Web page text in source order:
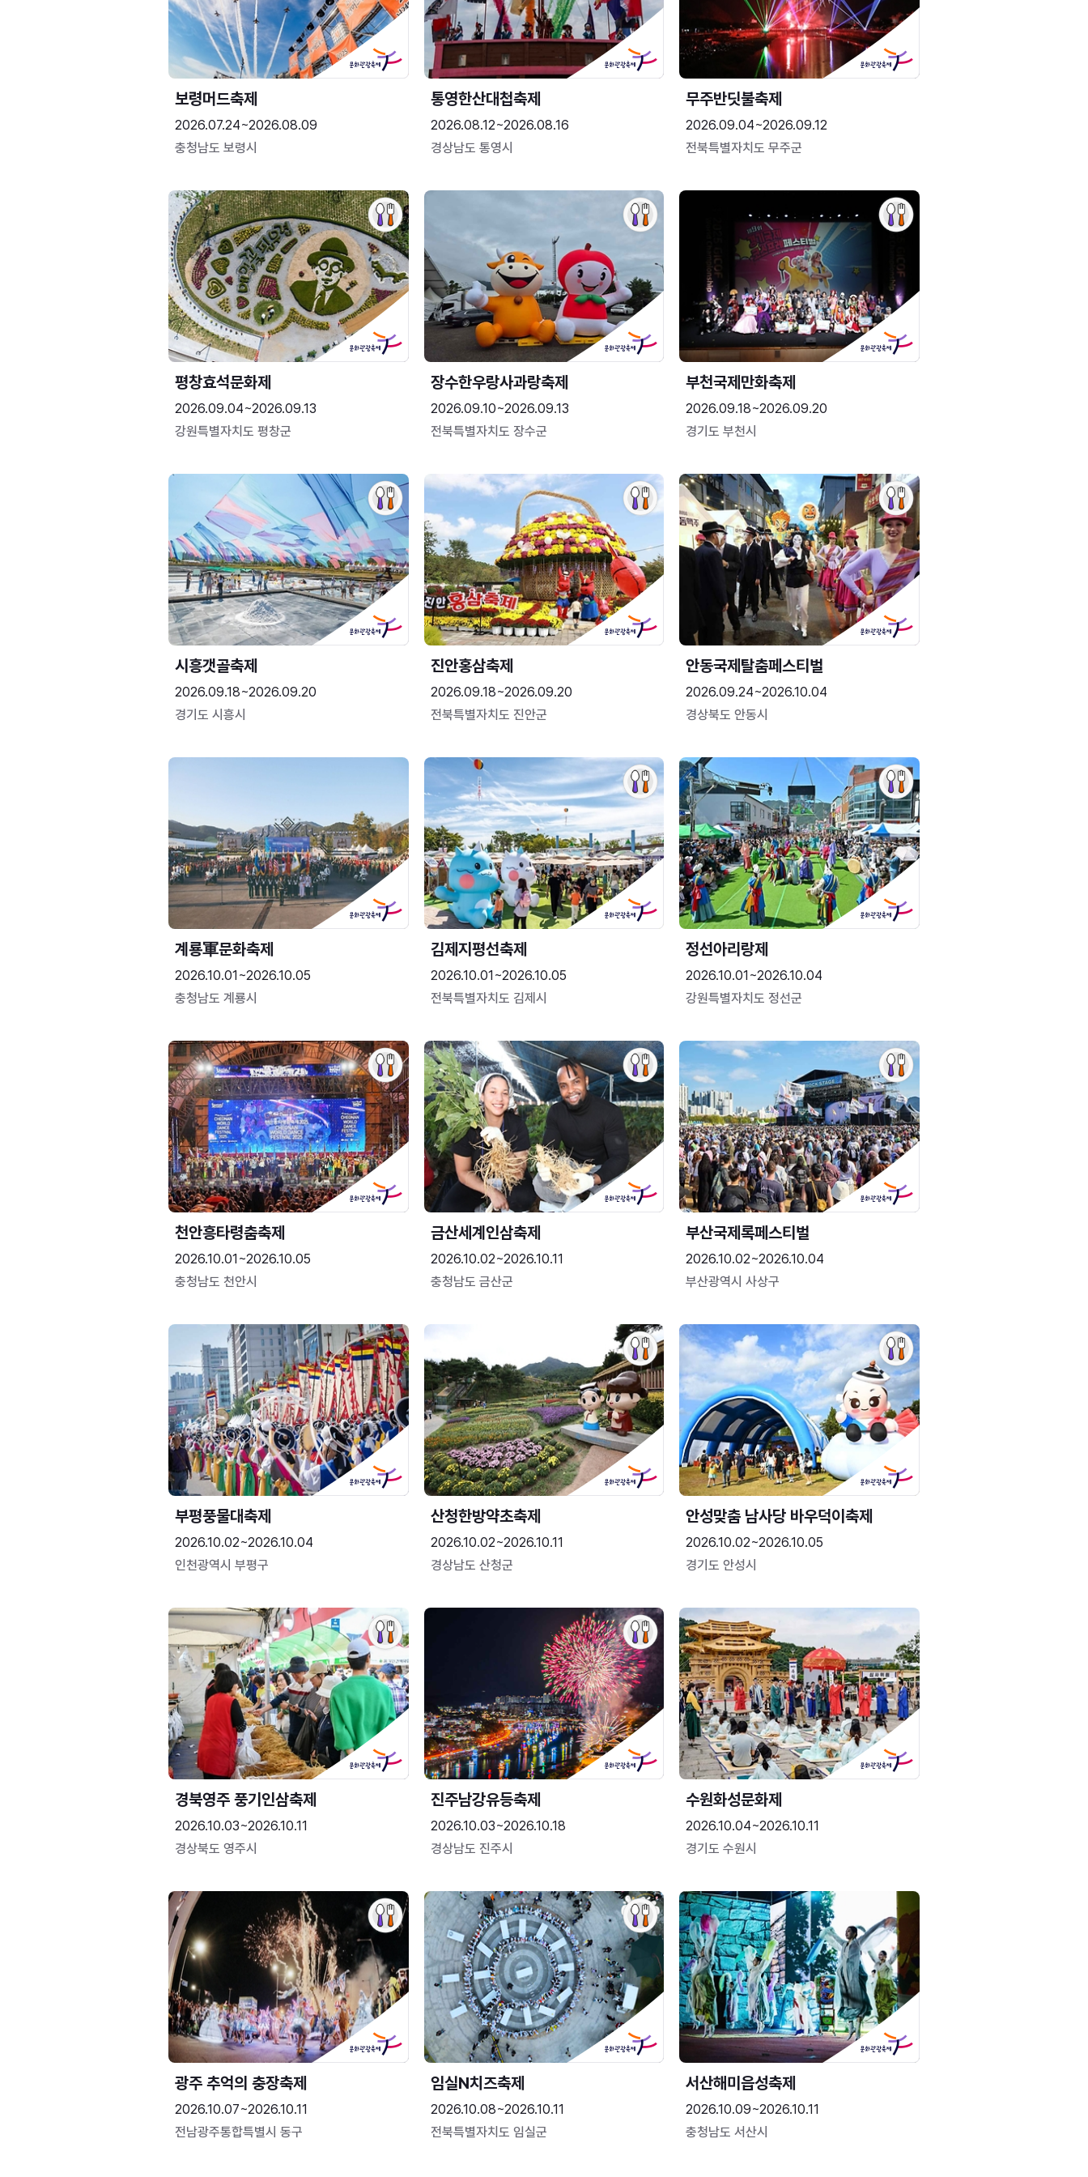
보령머드축제
2026.07.24~2026.08.09
충청남도 보령시
통영한산대첩축제
2026.08.12~2026.08.16
경상남도 통영시
무주반딧불축제
2026.09.04~2026.09.12
전북특별자치도 무주군
평창효석문화제
2026.09.04~2026.09.13
강원특별자치도 평창군
장수한우랑사과랑축제
2026.09.10~2026.09.13
전북특별자치도 장수군
부천국제만화축제
2026.09.18~2026.09.20
경기도 부천시
시흥갯골축제
2026.09.18~2026.09.20
경기도 시흥시
진안홍삼축제
2026.09.18~2026.09.20
전북특별자치도 진안군
안동국제탈춤페스티벌
2026.09.24~2026.10.04
경상북도 안동시
2026.10.01~2026.10.05
충청남도 계룡시
김제지평선축제
2026.10.01~2026.10.05
전북특별자치도 김제시
정선아리랑제
2026.10.01~2026.10.04
강원특별자치도 정선군
천안흥타령춤축제
2026.10.01~2026.10.05
충청남도 천안시
금산세계인삼축제
2026.10.02~2026.10.11
충청남도 금산군
부산국제록페스티벌
2026.10.02~2026.10.04
부산광역시 사상구
부평풍물대축제
2026.10.02~2026.10.04
인천광역시 부평구
산청한방약초축제
2026.10.02~2026.10.11
경상남도 산청군
안성맞춤 남사당 바우덕이축제
2026.10.02~2026.10.05
경기도 안성시
경북영주 풍기인삼축제
2026.10.03~2026.10.11
경상북도 영주시
진주남강유등축제
2026.10.03~2026.10.18
경상남도 진주시
수원화성문화제
2026.10.04~2026.10.11
경기도 수원시
광주 추억의 충장축제
2026.10.07~2026.10.11
전남광주통합특별시 동구
임실N치즈축제
2026.10.08~2026.10.11
전북특별자치도 임실군
서산해미읍성축제
2026.10.09~2026.10.11
충청남도 서산시